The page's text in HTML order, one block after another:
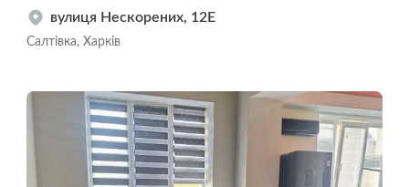
вулиця Нескорених, 12Е
Салтівка, Харків